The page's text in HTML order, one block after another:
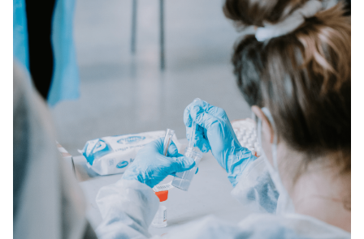
Mongolia
Namibia
Nepal
Niger
Netherlands
Nicaragua
New Zealand